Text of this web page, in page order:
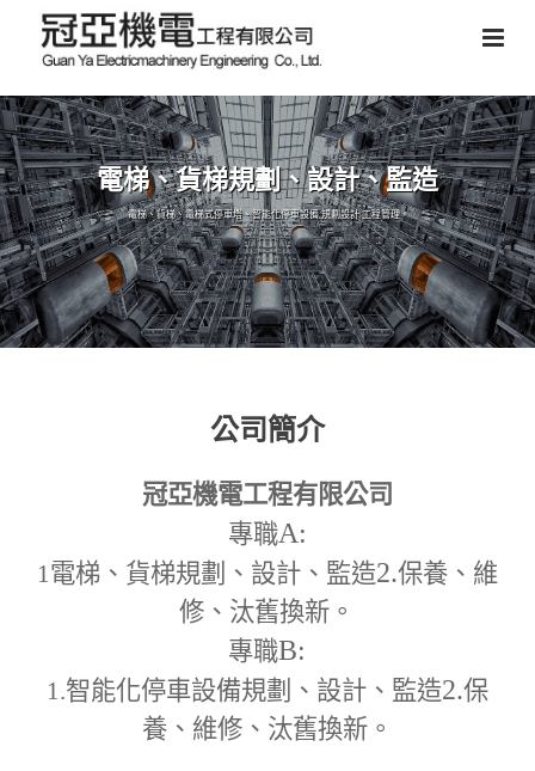
電梯、貨梯規劃、設計、監造
電梯、貨梯、電梯式停車塔、智能化停車設備,規劃設計,工程管理。
公司簡介
冠亞機電工程有限公司
專職A:
1電梯、貨梯規劃、設計、監造2.保養、維
修、汰舊換新。
專職B:
1.智能化停車設備規劃、設計、監造2.保
養、維修、汰舊換新。